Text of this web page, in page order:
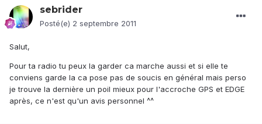
sebrider
Posté(e) 2 septembre 2011
Salut,
Pour ta radio tu peux la garder ca marche aussi et si elle te
conviens garde la ca pose pas de soucis en général mais perso
je trouve la dernière un poil mieux pour l'accroche GPS et EDGE
après, ce n'est qu'un avis personnel ^^